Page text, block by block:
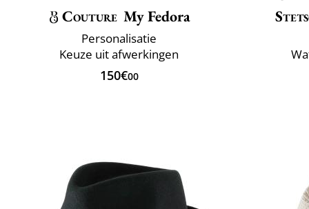
Couture My Fedora
Personalisatie
Keuze uit afwerkingen
150€00